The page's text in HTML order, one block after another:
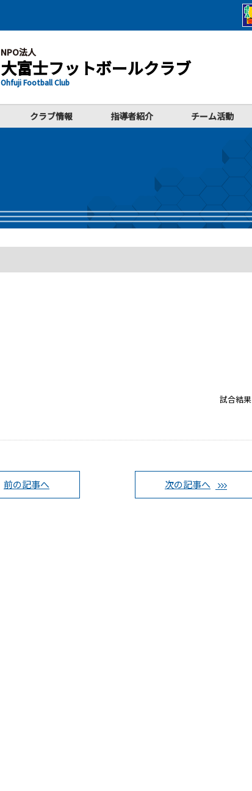
NPO法人
大富士フットボールクラブ
Ohfuji Football Club
クラブ情報 指導者紹介 チーム活動
試合結果
前の記事へ 次の記事へ